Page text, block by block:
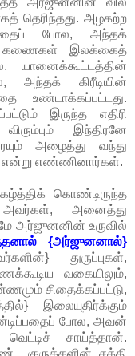
தெரிந்தது. அழகற்ற
போல, அந்தக்
கணைகள் இலக்கைத்
யானைக்கூட்டத்தின்
கிரீடியின்
உண்டாக்கப்பட்டது.
இருந்த எதிரி
இந்திரனே
அழைத்து வந்து
என்று எண்ணினார்கள்.
கொண்டிருந்த
அனைத்து
அர்ஜுனனின் உருவில்
{அர்ஜுனனால்}
துருப்புகள்,
வகையிலும்,
சிதைக்கப்பட்டு,
இலையுதிர்க்கும்
போல, அவன்
சாய்த்தான்.
குருக்களின் சக்தி